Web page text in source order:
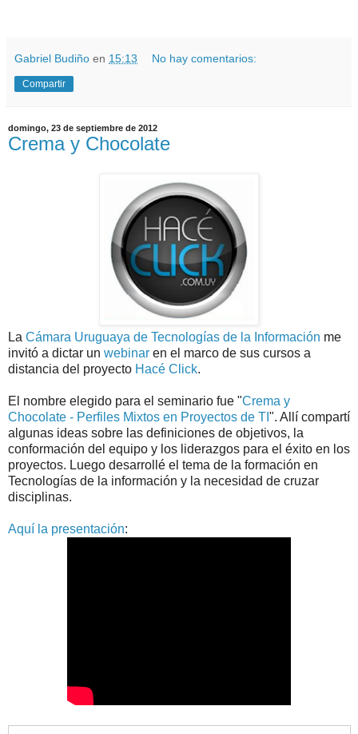
Gabriel Budiño en 15:13 No hay comentarios:
Compartir
domingo, 23 de septiembre de 2012
Crema y Chocolate
La Cámara Uruguaya de Tecnologías de la Información me
invitó a dictar un webinar en el marco de sus cursos a
distancia del proyecto Hacé Click.
El nombre elegido para el seminario fue "Crema y
Chocolate - Perfiles Mixtos en Proyectos de TI ". Allí compartí
algunas ideas sobre las definiciones de objetivos, la
conformación del equipo y los liderazgos para el éxito en los
proyectos. Luego desarrollé el tema de la formación en
Tecnologías de la información y la necesidad de cruzar
disciplinas.
Aquí la presentación: